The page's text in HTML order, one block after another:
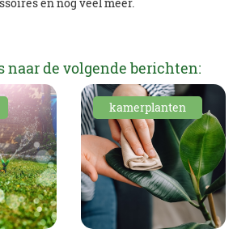
naar de volgende berichten:
kamerplanten